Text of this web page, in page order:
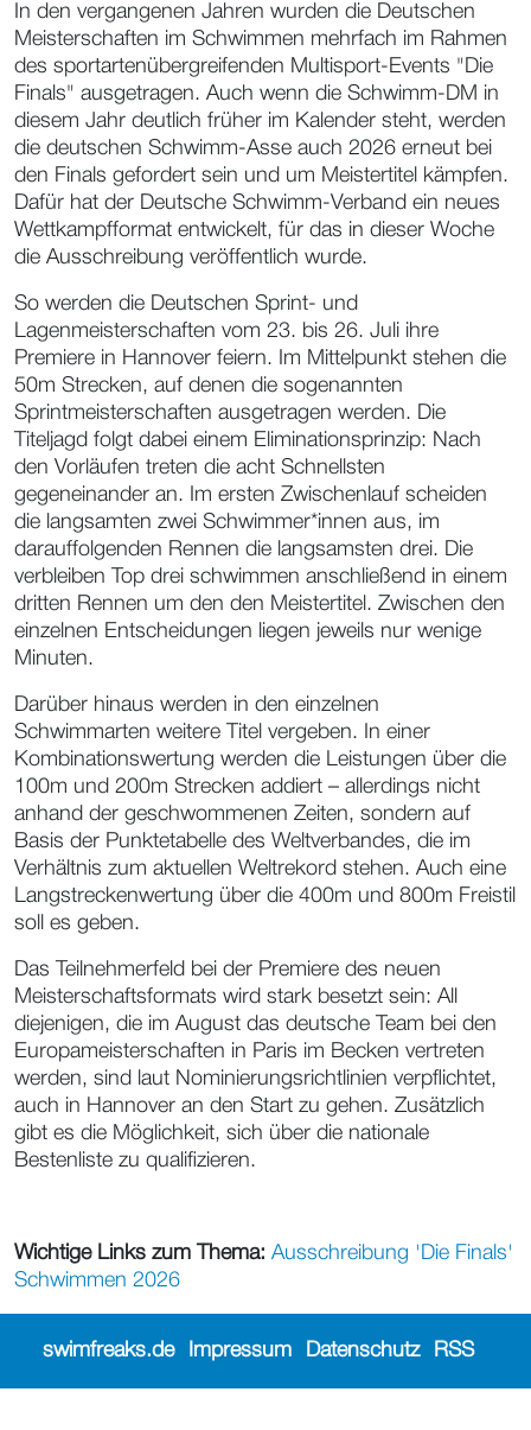
In den vergangenen Jahren wurden die Deutschen
Meisterschaften im Schwimmen mehrfach im Rahmen
des sportartenübergreifenden Multisport-Events "Die
Finals" ausgetragen. Auch wenn die Schwimm-DM in
diesem Jahr deutlich früher im Kalender steht, werden
die deutschen Schwimm-Asse auch 2026 erneut bei
den Finals gefordert sein und um Meistertitel kämpfen.
Dafür hat der Deutsche Schwimm-Verband ein neues
Wettkampfformat entwickelt, für das in dieser Woche
die Ausschreibung veröffentlich wurde.
So werden die Deutschen Sprint- und
Lagenmeisterschaften vom 23. bis 26. Juli ihre
Premiere in Hannover feiern. Im Mittelpunkt stehen die
50m Strecken, auf denen die sogenannten
Sprintmeisterschaften ausgetragen werden. Die
Titeljagd folgt dabei einem Eliminationsprinzip: Nach
den Vorläufen treten die acht Schnellsten
gegeneinander an. Im ersten Zwischenlauf scheiden
die langsamten zwei Schwimmer*innen aus, im
darauffolgenden Rennen die langsamsten drei. Die
verbleiben Top drei schwimmen anschließend in einem
dritten Rennen um den den Meistertitel. Zwischen den
einzelnen Entscheidungen liegen jeweils nur wenige
Minuten.
Darüber hinaus werden in den einzelnen
Schwimmarten weitere Titel vergeben. In einer
Kombinationswertung werden die Leistungen über die
100m und 200m Strecken addiert – allerdings nicht
anhand der geschwommenen Zeiten, sondern auf
Basis der Punktetabelle des Weltverbandes, die im
Verhältnis zum aktuellen Weltrekord stehen. Auch eine
Langstreckenwertung über die 400m und 800m Freistil
soll es geben.
Das Teilnehmerfeld bei der Premiere des neuen
Meisterschaftsformats wird stark besetzt sein: All
diejenigen, die im August das deutsche Team bei den
Europameisterschaften in Paris im Becken vertreten
werden, sind laut Nominierungsrichtlinien verpflichtet,
auch in Hannover an den Start zu gehen. Zusätzlich
gibt es die Möglichkeit, sich über die nationale
Bestenliste zu qualifizieren.
Wichtige Links zum Thema: Ausschreibung 'Die Finals'
Schwimmen 2026
swimfreaks.de Impressum Datenschutz RSS